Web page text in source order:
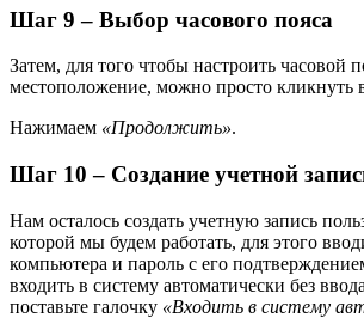
Шаг 9 – Выбор часового пояса
Затем, для того чтобы настроить часовой
местоположение, можно просто кликнуть
Нажимаем «Продолжить».
Шаг 10 – Создание учетной
Нам осталось создать учетную запись
которой мы будем работать, для этого
компьютера и пароль с его
входить в систему автоматически без
поставьте галочку «Входить в систему